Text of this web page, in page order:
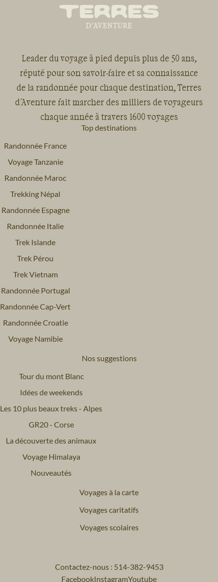
Leader du voyage à pied depuis plus de 50 ans,
réputé pour son savoir-faire et sa connaissance
de la randonnée pour chaque destination, Terres
d'Aventure fait marcher des milliers de voyageurs
chaque année à travers 1600 voyages
Top destinations
Randonnée France
Voyage Tanzanie
Randonnée Maroc
Trekking Népal
Randonnée Espagne
Randonnée Italie
Trek Islande
Trek Pérou
Trek Vietnam
Randonnée Portugal
Randonnée Cap-Vert
Randonnée Croatie
Voyage Namibie
Nos suggestions
Tour du mont Blanc
Idées de weekends
Les 10 plus beaux treks - Alpes
GR20 - Corse
La découverte des animaux
Voyage Himalaya
Nouveautés
Voyages à la carte
Voyages caritatifs
Voyages scolaires
Contactez-nous : 514-382-9453
FacebookInstagramYoutube